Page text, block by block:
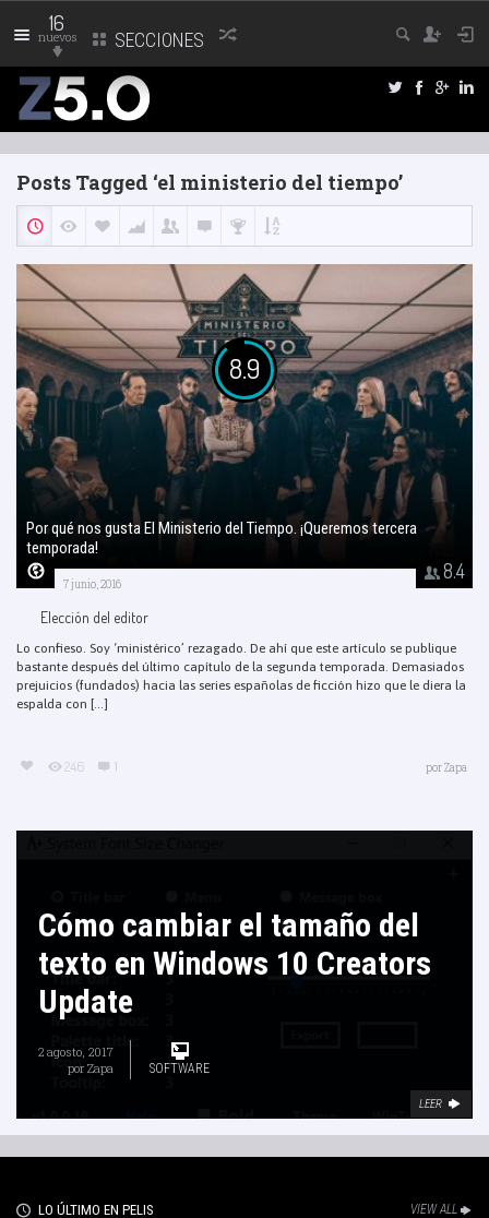
16
nuevos SECCIONES
Posts Tagged ‘el ministerio del tiempo’
8.9
8.4
Por qué nos gusta El Ministerio del Tiempo. ¡Queremos tercera
temporada!
7 junio, 2016
Elección del editor
Lo confieso. Soy ‘ministérico’ rezagado. De ahí que este artículo se publique
bastante después del último capítulo de la segunda temporada. Demasiados
prejuicios (fundados) hacia las series españolas de ficción hizo que le diera la
espalda con [...]
246 1 porZapa
Cómo cambiar el tamaño del
texto en Windows 10 Creators
Update
2 agosto, 2017
por Zapa SOFTWARE
LEER
LO ÚLTIMO EN PELIS VIEW ALL